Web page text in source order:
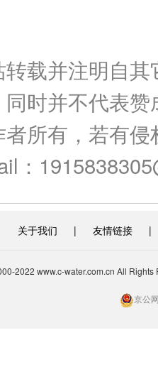
载并注明自
时并不代表
所有，若有
：
关于我们 | 友情链接 |
2022 www.c-water.com.cn All
京公